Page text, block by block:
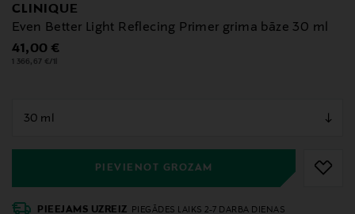
CLINIQUE
Even Better Light Reflecing Primer grima bāze 30 ml
Original Price
41,00 €
1 366,67 €/1l
PIEVIENOT GROZAM
PIEEJAMS UZREIZ
PIEGĀDES LAIKS 2-7 DARBA DIENAS